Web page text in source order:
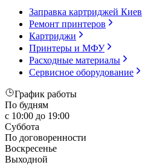
Заправка картриджей Киев
Ремонт принтеров
Картриджи
Принтеры и МФУ
Расходные материалы
Сервисное оборудование
График работы
По будням
с 10:00 до 19:00
Суббота
По договоренности
Воскресенье
Выходной